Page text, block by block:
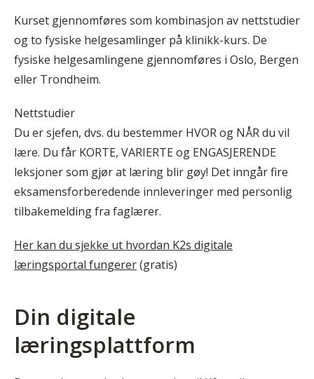
Kurset gjennomføres som kombinasjon av nettstudier
og to fysiske helgesamlinger på klinikk-kurs. De
fysiske helgesamlingene gjennomføres i Oslo, Bergen
eller Trondheim.
Nettstudier
Du er sjefen, dvs. du bestemmer HVOR og NÅR du vil
lære. Du får KORTE, VARIERTE og ENGASJERENDE
leksjoner som gjør at læring blir gøy! Det inngår fire
eksamensforberedende innleveringer med personlig
tilbakemelding fra faglærer.
Her kan du sjekke ut hvordan K2s digitale
læringsportal fungerer(gratis)
Din digitale
læringsplattform